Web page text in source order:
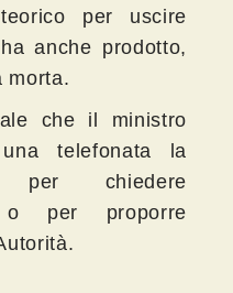
per uscire
anche prodotto,
morta.
che il ministro
telefonata la
chiedere
o per proporre